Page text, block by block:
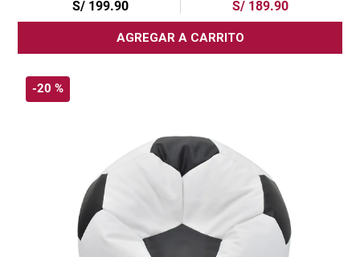
S/ 199.90 S/ 189.90
AGREGAR A CARRITO
-20 %